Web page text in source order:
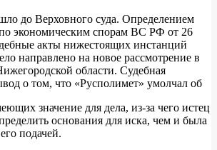
до Верховного суда. Определением
экономическим спорам ВС РФ от 26
акты нижестоящих инстанций
направлено на новое рассмотрение в
области. Судебная
о том, что «Русполимет» умолчал об
значение для дела, из-за чего истец
основания для иска, чем и была
подачей.